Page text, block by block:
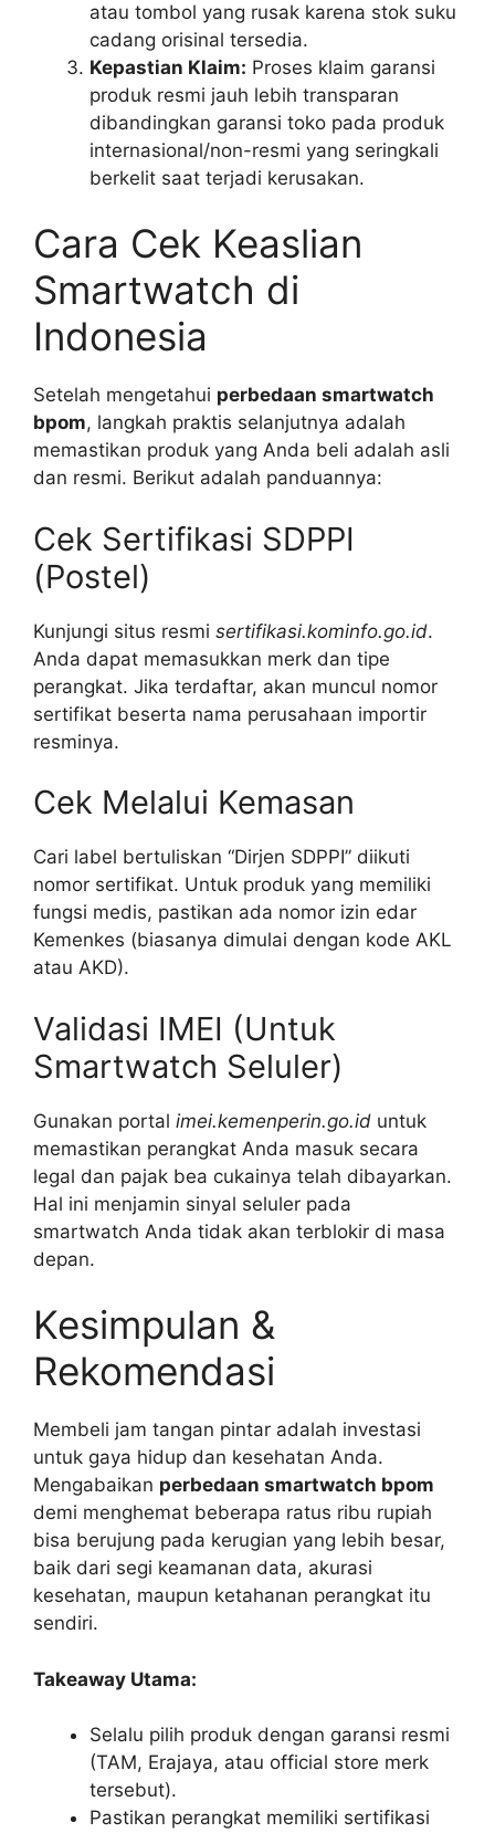
atau tombol yang rusak karena stok suku
cadang orisinal tersedia.
Kepastian Klaim: Proses klaim garansi
produk resmi jauh lebih transparan
dibandingkan garansi toko pada produk
internasional/non-resmi yang seringkali
berkelit saat terjadi kerusakan.
Cara Cek Keaslian
Smartwatch di
Indonesia
Setelah mengetahui perbedaan smartwatch
bpom, langkah praktis selanjutnya adalah
memastikan produk yang Anda beli adalah asli
dan resmi. Berikut adalah panduannya:
Cek Sertifikasi SDPPI
(Postel)
Kunjungi situs resmi sertifikasi.kominfo.go.id.
Anda dapat memasukkan merk dan tipe
perangkat. Jika terdaftar, akan muncul nomor
sertifikat beserta nama perusahaan importir
resminya.
Cek Melalui Kemasan
Cari label bertuliskan “Dirjen SDPPI” diikuti
nomor sertifikat. Untuk produk yang memiliki
fungsi medis, pastikan ada nomor izin edar
Kemenkes (biasanya dimulai dengan kode AKL
atau AKD).
Validasi IMEI (Untuk
Smartwatch Seluler)
Gunakan portal imei.kemenperin.go.id untuk
memastikan perangkat Anda masuk secara
legal dan pajak bea cukainya telah dibayarkan.
Hal ini menjamin sinyal seluler pada
smartwatch Anda tidak akan terblokir di masa
depan.
Kesimpulan &
Rekomendasi
Membeli jam tangan pintar adalah investasi
untuk gaya hidup dan kesehatan Anda.
Mengabaikan perbedaan smartwatch bpom
demi menghemat beberapa ratus ribu rupiah
bisa berujung pada kerugian yang lebih besar,
baik dari segi keamanan data, akurasi
kesehatan, maupun ketahanan perangkat itu
sendiri.
Takeaway Utama:
Selalu pilih produk dengan garansi resmi
(TAM, Erajaya, atau official store merk
tersebut).
Pastikan perangkat memiliki sertifikasi